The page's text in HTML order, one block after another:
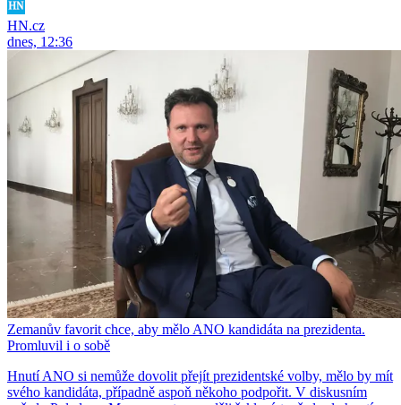
HN.cz
dnes, 12:36
Zemanův favorit chce, aby mělo ANO kandidáta na prezidenta.
Promluvil i o sobě
Hnutí ANO si nemůže dovolit přejít prezidentské volby, mělo by mít
svého kandidáta, případně aspoň někoho podpořit. V diskusním